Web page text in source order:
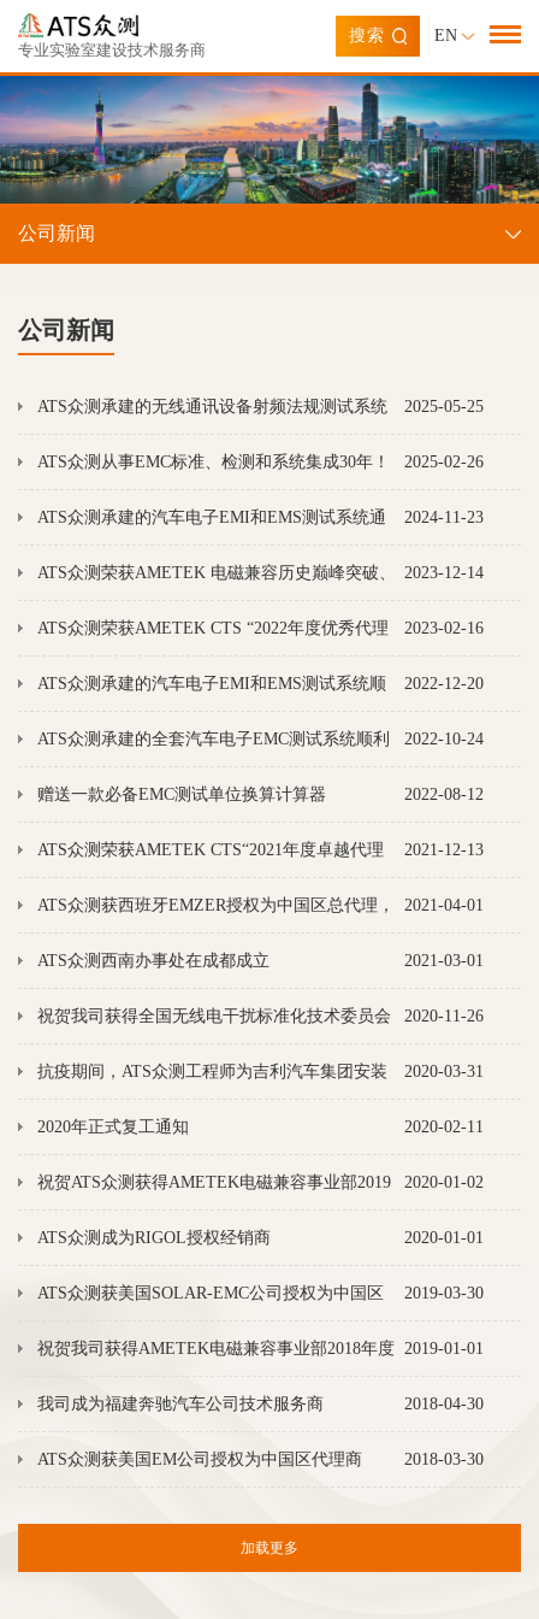
专业实验室建设技术服务商
搜索 EN
公司新闻
公司新闻
ATS众测承建的无线通讯设备射频法规测试系统
顺利交付鉴衡巍德谊（VDE-CGC）使用
2025-05-25
ATS众测从事EMC标准、检测和系统集成30年！ 2025-02-26
ATS众测承建的汽车电子EMI和EMS测试系统通
过中国信通院工业互联网创新中心验收
2024-11-23
ATS众测荣获AMETEK 电磁兼容历史巅峰突破、
2023年度最佳代理商双重奖！
2023-12-14
ATS众测荣获AMETEK CTS “2022年度优秀代理
商”称号
2023-02-16
ATS众测承建的汽车电子EMI和EMS测试系统顺
利交付上海电器科学研究院/上海电器检测所使用
2022-12-20
ATS众测承建的全套汽车电子EMC测试系统顺利
交付上海储融检测技术股份有限公司使用
2022-10-24
赠送一款必备EMC测试单位换算计算器 2022-08-12
ATS众测荣获AMETEK CTS“2021年度卓越代理
商”称号
2021-12-13
ATS众测获西班牙EMZER授权为中国区总代理，
推出全新EMSCOPE测量接收机
2021-04-01
ATS众测西南办事处在成都成立 2021-03-01
祝贺我司获得全国无线电干扰标准化技术委员会
A分会2020年度优秀委员称号
2020-11-26
抗疫期间，ATS众测工程师为吉利汽车集团安装
调试汽车电子电性能测试系统
2020-03-31
2020年正式复工通知 2020-02-11
祝贺ATS众测获得AMETEK电磁兼容事业部2019
年度优秀代理商
2020-01-02
ATS众测成为RIGOL授权经销商 2020-01-01
ATS众测获美国SOLAR-EMC公司授权为中国区
代理商
2019-03-30
祝贺我司获得AMETEK电磁兼容事业部2018年度
最佳代理商奖
2019-01-01
我司成为福建奔驰汽车公司技术服务商 2018-04-30
ATS众测获美国EM公司授权为中国区代理商 2018-03-30
加载更多